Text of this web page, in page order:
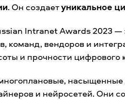
. Он создаетуникальное
Intranet Awards 2023
команд, вендоров и
и прочности цифрового
насыщенные
и нейросетей. Они